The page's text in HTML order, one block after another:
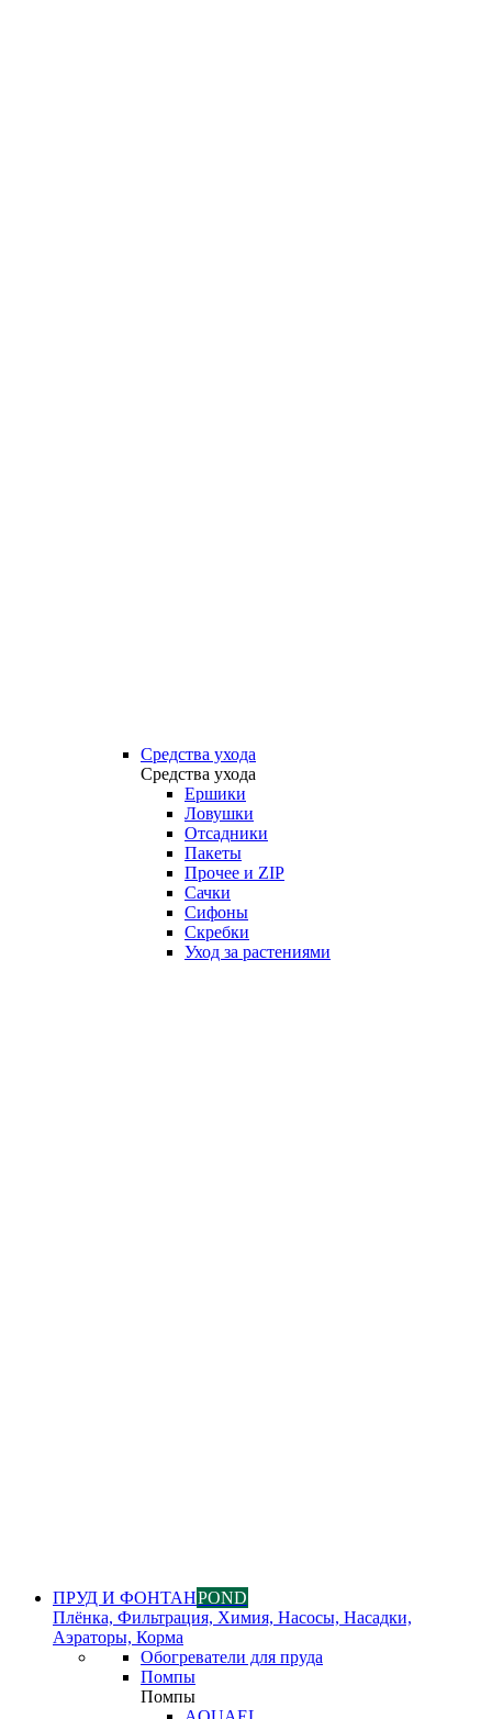
Средства ухода
Средства ухода
Ершики
Ловушки
Отсадники
Пакеты
Прочее и ZIP
Сачки
Сифоны
Скребки
Уход за растениями
ПРУД И ФОНТАНPOND
Плёнка, Фильтрация, Химия, Насосы, Насадки,
Аэраторы, Корма
Обогреватели для пруда
Помпы
Помпы